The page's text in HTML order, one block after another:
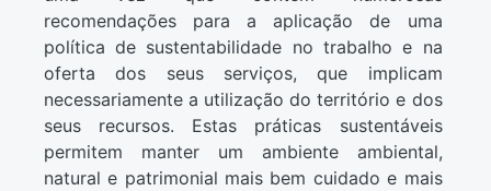
recomendações para a aplicação de uma
política de sustentabilidade no trabalho e na
oferta dos seus serviços, que implicam
necessariamente a utilização do território e dos
seus recursos. Estas práticas sustentáveis
permitem manter um ambiente ambiental,
natural e patrimonial mais bem cuidado e mais